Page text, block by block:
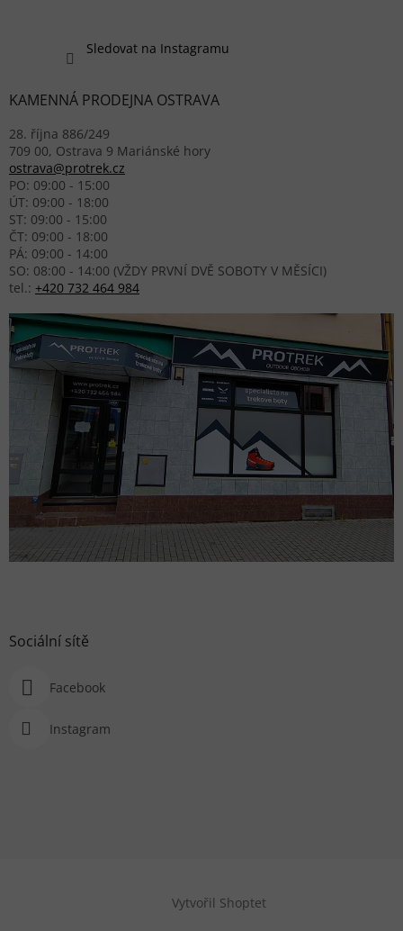
Sledovat na Instagramu
KAMENNÁ PRODEJNA OSTRAVA
28. října 886/249
709 00, Ostrava 9 Mariánské hory
ostrava@protrek.cz
PO: 09:00 - 15:00
ÚT: 09:00 - 18:00
ST: 09:00 - 15:00
ČT: 09:00 - 18:00
PÁ: 09:00 - 14:00
SO: 08:00 - 14:00 (VŽDY PRVNÍ DVĚ SOBOTY V MĚSÍCI)
tel.: +420 732 464 984
Sociální sítě
Facebook
Instagram
Vytvořil Shoptet